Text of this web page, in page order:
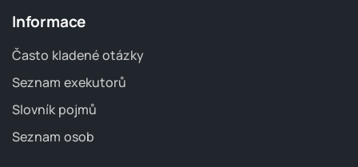
Informace
Často kladené otázky
Seznam exekutorů
Slovník pojmů
Seznam osob